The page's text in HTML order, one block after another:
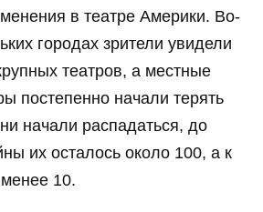
в театре Америки. Во-
городах зрители увидели
театров, а местные
постепенно начали терять
начали распадаться, до
их осталось около 100, а к
10.